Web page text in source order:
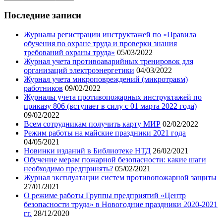
нашего
Последние записи
Журналы регистрации инструктажей по «Правила
обучения по охране труда и проверки знания
требований охраны труда» 05/03/2022
Журнал учета противоаварийных тренировок для
организаций электроэнергетики 04/03/2022
Журнал учета микроповреждений (микротравм)
работников 09/02/2022
Журналы учета противопожарных инструктажей по
приказу 806 (вступает в силу с 01 марта 2022 года)
09/02/2022
Всем сотрудникам получить карту МИР 02/02/2022
Режим работы на майские праздники 2021 года
04/05/2021
Новинки изданий в Библиотеке НТД 26/02/2021
Обучение мерам пожарной безопасности: какие шаги
необходимо предпринять? 05/02/2021
Журнал эксплуатации систем противопожарной защиты
27/01/2021
О режиме работы Группы предприятий «Центр
безопасности труда» в Новогодние праздники 2020-2021
гг. 28/12/2020